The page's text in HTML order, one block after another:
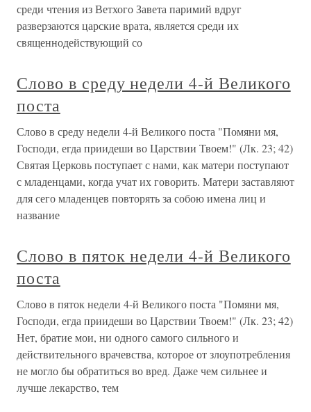
среди чтения из Ветхого Завета паримий вдруг
разверзаются царские врата, является среди их
священнодействующий со
Слово в среду недели 4-й Великого
поста
Слово в среду недели 4-й Великого поста "Помяни мя,
Господи, егда приидеши во Царствии Твоем!" (Лк. 23; 42)
Святая Церковь поступает с нами, как матери поступают
с младенцами, когда учат их говорить. Матери заставляют
для сего младенцев повторять за собою имена лиц и
название
Слово в пяток недели 4-й Великого
поста
Слово в пяток недели 4-й Великого поста "Помяни мя,
Господи, егда приидеши во Царствии Твоем!" (Лк. 23; 42)
Нет, братие мои, ни одного самого сильного и
действительного врачевства, которое от злоупотребления
не могло бы обратиться во вред. Даже чем сильнее и
лучше лекарство, тем